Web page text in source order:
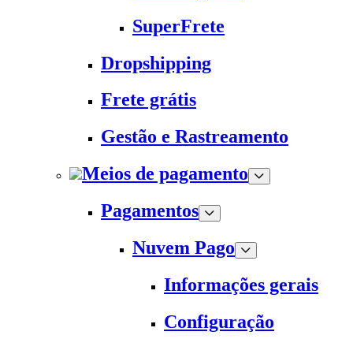
SuperFrete
Dropshipping
Frete grátis
Gestão e Rastreamento
Meios de pagamento
Pagamentos
Nuvem Pago
Informações gerais
Configuração